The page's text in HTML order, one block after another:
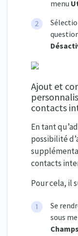
menu
Ajout et
contacts
En tant
possibilité
contacts
Pour cela, il
Se
sous